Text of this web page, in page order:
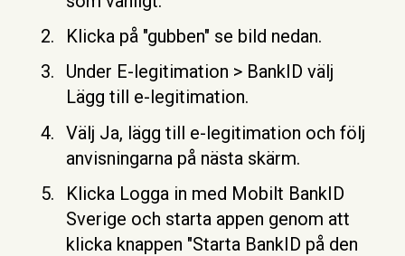
Klicka på "gubben" se bild nedan.
Under E-legitimation > BankID välj
Lägg till e-legitimation.
Välj Ja, lägg till e-legitimation och följ
anvisningarna på nästa skärm.
Klicka Logga in med Mobilt BankID
Sverige och starta appen genom att
klicka knappen "Starta BankID på den